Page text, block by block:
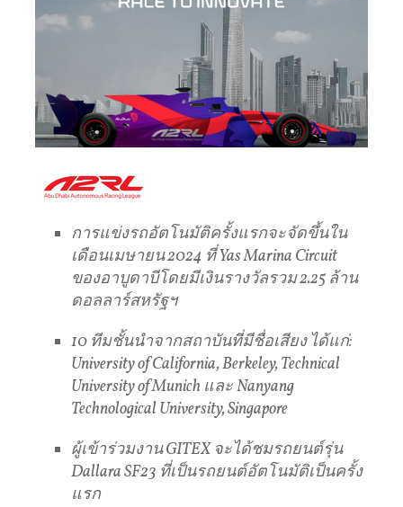
การแข่งรถอัตโนมัติครั้งแรกจะจัดขึ้นใน
เดือนเมษายน2024 ที่Yas Marina Circuit
ของอาบูดาบีโดยมีเงินรางวัลรวม2.25 ล้าน
ดอลลาร์สหรัฐฯ
10 ทีมชั้นนำจากสถาบันที่มีชื่อเสียง ได้แก่:
University of California, Berkeley, Technical
University of Munich และNanyang
Technological University, Singapore
ผู้เข้าร่วมงานGITEX จะได้ชมรถยนต์รุ่น
Dallara SF23 ที่เป็นรถยนต์อัตโนมัติเป็นครั้ง
แรก